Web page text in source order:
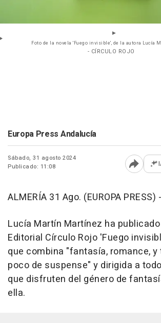
Foto de la novela 'Fuego invisible', de la autora Lucía
- CÍRCULO ROJO
Europa Press Andalucía
Sábado, 31 agosto 2024
Publicado: 11:08
Abrir
ALMERÍA 31 Ago. (EUROPA PRESS) -
Lucía Martín Martínez ha
Editorial Círculo Rojo 'Fuego
que combina "fantasía, romance, y
poco de suspense" y dirigida a
que disfruten del género de
ella.